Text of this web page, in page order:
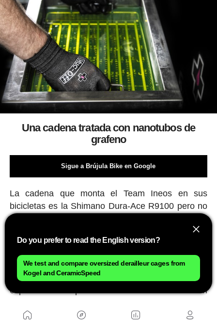
Una cadena tratada con nanotubos de
grafeno
Sigue a Brújula Bike en Google
La cadena que monta el Team Ineos en sus
bicicletas es la Shimano Dura-Ace R9100 pero no
una de fábrica, es una que incorpora un
tratamiento específico de Muc-Off, la marca
británica especialista en lubricantes.
Muc-Off se asoció con el equipo Sky en 2014 y en
2015 desarrollaron juntos la cadena de nanotubos
especificamente para batir el récord de la hora con
cadena para esa ocasión les costó 6.000 libras
Do you prefer to read the English version?
We test and compare oversized derailleur cages from
Kogel and CeramicSpeed